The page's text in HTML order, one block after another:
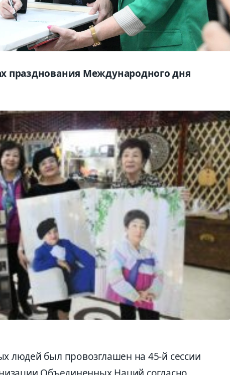
празднования Международного дня
людей был провозглашен на 45-й сессии